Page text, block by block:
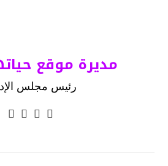
مديرة موقع
رئيس مجلس